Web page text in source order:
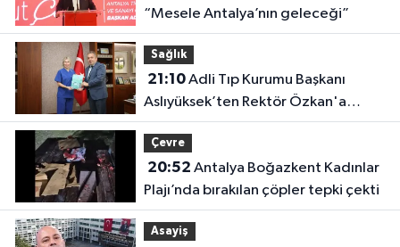
“Mesele Antalya’nın geleceği”
Sağlık
21:10Adli Tıp Kurumu Başkanı
Aslıyüksek’ten Rektör Özkan'a
davet
Çevre
20:52
Plajı’nda bırakılan çöpler tepki çekti
Asayiş